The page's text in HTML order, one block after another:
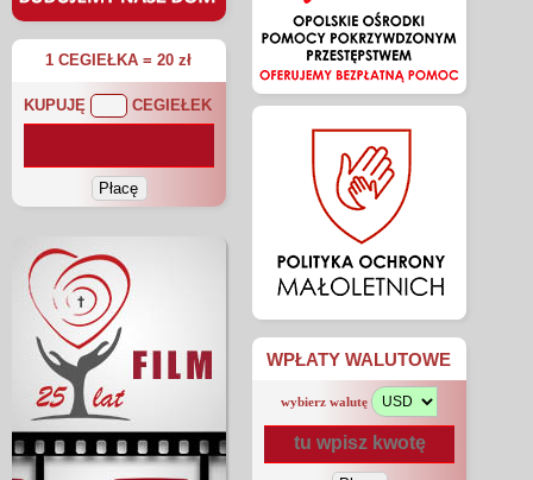
1 CEGIEŁKA = 20 zł
KUPUJĘ CEGIEŁEK
WPŁATY WALUTOWE
wybierz walutę